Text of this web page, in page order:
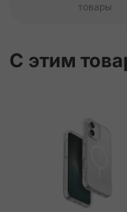
товары
С этим